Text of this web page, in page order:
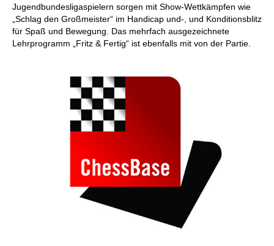
Jugendbundesligaspielern sorgen mit Show-Wettkämpfen wie
„Schlag den Großmeister“ im Handicap und-, und Konditionsblitz
für Spaß und Bewegung. Das mehrfach ausgezeichnete
Lehrprogramm „Fritz & Fertig“ ist ebenfalls mit von der Partie.